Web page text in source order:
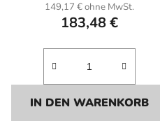
149,17 € ohne MwSt.
183,48 €
IN DEN WARENKORB